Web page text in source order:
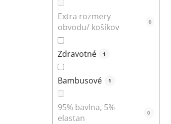
Extra rozmery
obvodu/ košíkov
0
Zdravotné 1
Bambusové 1
95% bavlna, 5%
elastan
0